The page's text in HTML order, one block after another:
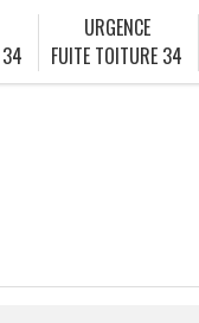
34
URGENCE
FUITE TOITURE 34